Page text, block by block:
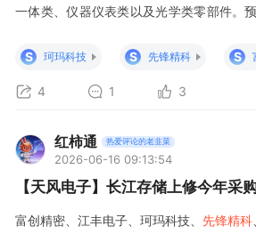
一体类、仪器仪表类以及光学类零部件。
业较多、规模较小的特点。臻宝科技在
军，但
S 珂玛科技 S 先锋精科 S
4 1 3
红柿通 热爱评论的老韭菜
2026-06-16 09:13:54
【天风电子】长江存储上修今年
富创精密、江丰电子、珂玛科技、 先锋精科